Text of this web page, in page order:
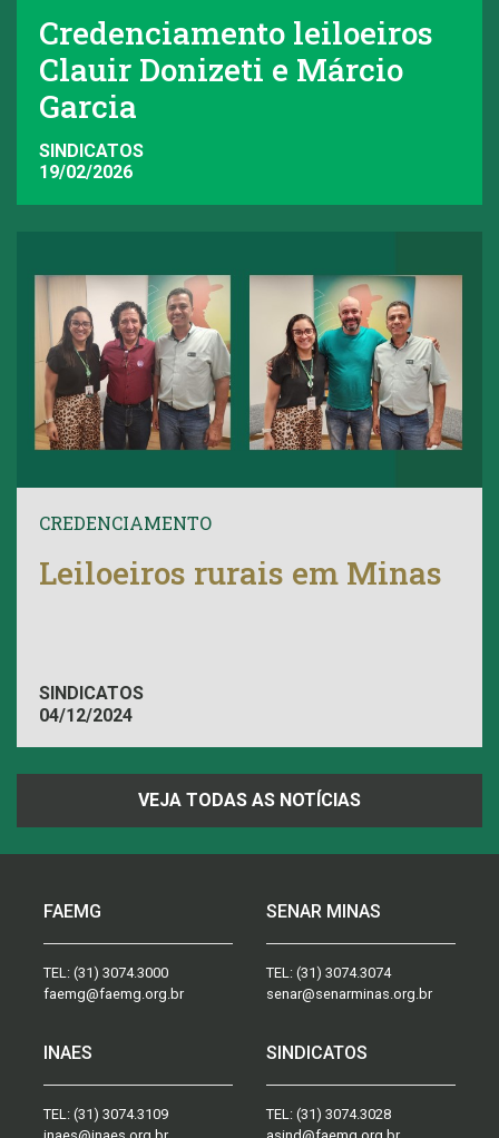
Credenciamento leiloeiros
Clauir Donizeti e Márcio
Garcia
SINDICATOS
19/02/2026
CREDENCIAMENTO
Leiloeiros rurais em Minas
SINDICATOS
04/12/2024
VEJA TODAS AS NOTÍCIAS
FAEMG
TEL: (31) 3074.3000
faemg@faemg.org.br
SENAR MINAS
TEL: (31) 3074.3074
senar@senarminas.org.br
INAES
TEL: (31) 3074.3109
SINDICATOS
TEL: (31) 3074.3028